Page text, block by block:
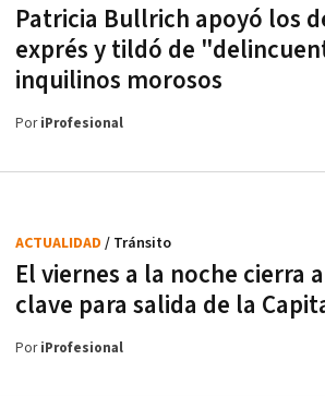
Patricia Bullrich apoyó los
exprés y tildó de
inquilinos morosos
PoriProfesional
El viernes a la noche cierra
clave para salida de la
ACTUALIDAD / Tránsito
PoriProfesional